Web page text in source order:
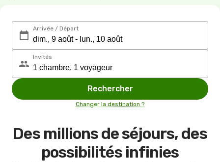
Arrivée / Départ
Invités
Rechercher
Changer la destination ?
Des millions de séjours, des
possibilités infinies